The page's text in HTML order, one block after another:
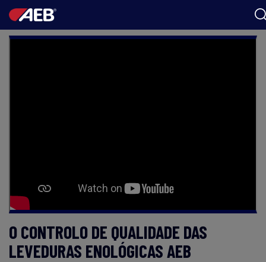
AEB
BR
O CONTROLO DE QUALIDADE DAS
LEVEDURAS ENOLÓGICAS AEB